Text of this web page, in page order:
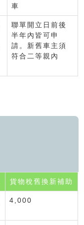
車
聯單開立日前後
半年內皆可申
請。新舊車主須
符合二等親內
貨物稅舊換新補助
4,000